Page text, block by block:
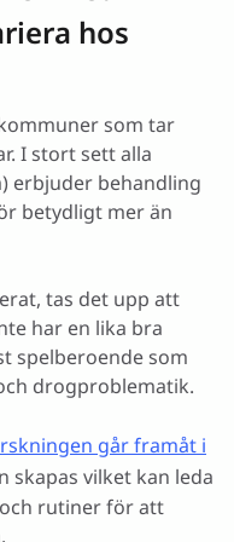
hos
som tar
I stort sett alla
erbjuder behandling
betydligt mer än
tas det upp att
har en lika bra
spelberoende som
drogproblematik.
går framåt i
skapas vilket kan leda
rutiner för att